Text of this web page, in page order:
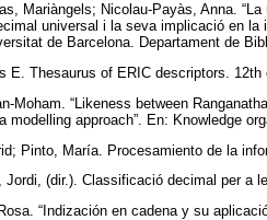
Mariàngels; Nicolau-Payàs, Anna.
universal i la seva implicació en la
de Barcelona. Departament de
E. Thesaurus of ERIC descriptors.
Moham. “Likeness between
modelling approach”. En: Knowledge
Pinto, María. Procesamiento de la
Jordi, (dir.). Classificació decimal per
“Indización en cadena y su